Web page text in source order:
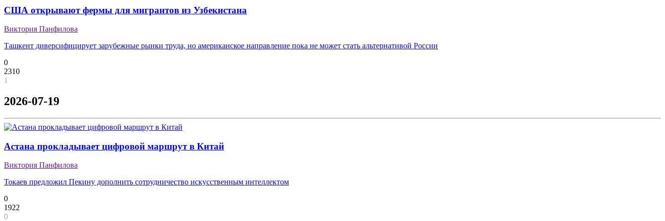
США открывают фермы для мигрантов из Узбекистана
Виктория Панфилова
Ташкент диверсифицирует зарубежные рынки труда, но американское направление пока не может стать альтернативой России
0
2310
1
2026-07-19
Астана прокладывает цифровой маршрут в Китай
Виктория Панфилова
Токаев предложил Пекину дополнить сотрудничество искусственным интеллектом
0
1922
0